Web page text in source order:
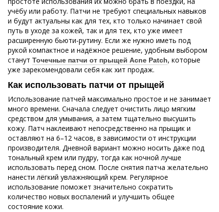
учёбу или работу. Патчи не требуют специальных навыков
и будут актуальны как для тех, кто только начинает свой
путь в уходе за кожей, так и для тех, кто уже имеет
расширенную бьюти-рутину. Если же нужно иметь под
рукой компактное и надёжное решение, удобным выбором
станут Точечные патчи от прыщей Acne Patch, которые
уже зарекомендовали себя как хит продаж.
Как использовать патчи от прыщей
Использование патчей максимально простое и не занимает
много времени. Сначала следует очистить лицо мягким
средством для умывания, а затем тщательно высушить
кожу. Патч наклеивают непосредственно на прыщик и
оставляют на 6–12 часов, в зависимости от инструкции
производителя. Дневной вариант можно носить даже под
тональный крем или пудру, тогда как ночной лучше
использовать перед сном. После снятия патча желательно
нанести лёгкий увлажняющий крем. Регулярное
использование поможет значительно сократить
количество новых воспалений и улучшить общее
состояние кожи.